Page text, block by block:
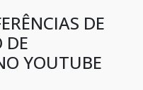
em sp
DE
DE
YOUTUBE